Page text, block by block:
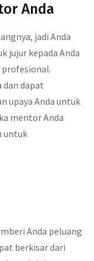
Anda
jadi Anda
jujur ​​kepada Anda
profesional.
dapat
upaya Anda untuk
mentor Anda
untuk
Anda peluang
berkisar dari